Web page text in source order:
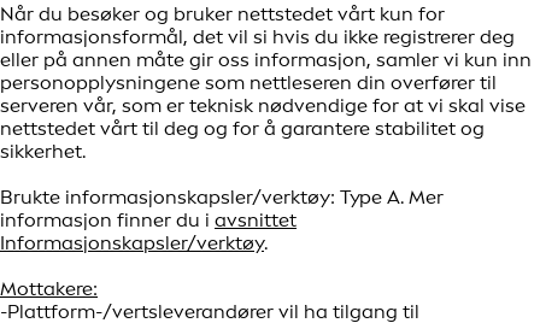
Når du besøker og bruker nettstedet vårt kun for
informasjonsformål, det vil si hvis du ikke registrerer deg
eller på annen måte gir oss informasjon, samler vi kun inn
personopplysningene som nettleseren din overfører til
serveren vår, som er teknisk nødvendige for at vi skal vise
nettstedet vårt til deg og for å garantere stabilitet og
sikkerhet.
Brukte informasjonskapsler/verktøy: Type A. Mer
informasjon finner du i avsnittet
Informasjonskapsler/verktøy.
Mottakere:
-Plattform-/vertsleverandører vil ha tilgang til